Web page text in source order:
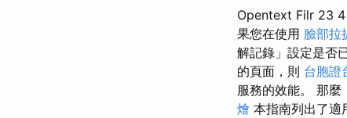
Opentext Filr 23 4
果您在使用 臉部拉
解記錄」設定是否
的頁面，則 台胞證
服務的效能。 那麼
燴 本指南列出了適